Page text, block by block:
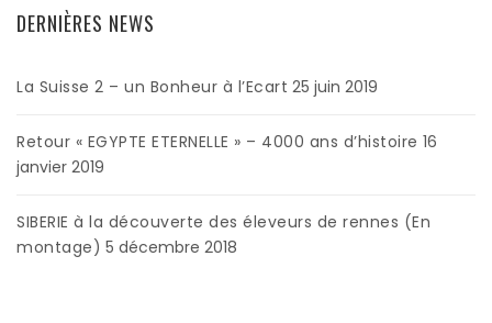
DERNIÈRES NEWS
La Suisse 2 – un Bonheur à l’Ecart 25 juin 2019
Retour « EGYPTE ETERNELLE » – 4000 ans d’histoire 16
janvier 2019
SIBERIE à la découverte des éleveurs de rennes (En
montage) 5 décembre 2018